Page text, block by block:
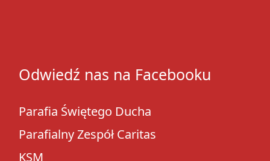
Odwiedź nas na Facebooku
Parafia Świętego Ducha
Parafialny Zespół Caritas
KSM